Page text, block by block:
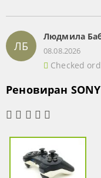
ЛБ
Людмила
08.08.2026
Checked
Реновиран